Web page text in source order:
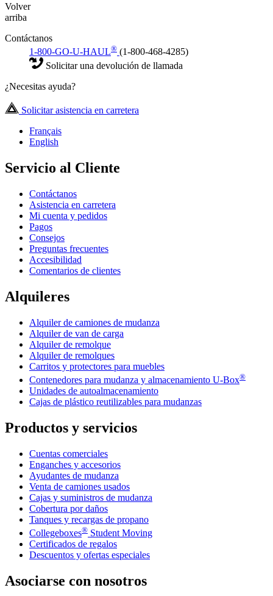
Volver
arriba
Contáctanos
1-800-GO-U-HAUL® (1-800-468-4285)
Solicitar una devolución de llamada
¿Necesitas ayuda?
Solicitar asistencia en carretera
Français
English
Servicio al Cliente
Contáctanos
Asistencia en carretera
Mi cuenta y pedidos
Pagos
Consejos
Preguntas frecuentes
Accesibilidad
Comentarios de clientes
Alquileres
Alquiler de camiones de mudanza
Alquiler de van de carga
Alquiler de remolque
Alquiler de remolques
Carritos y protectores para muebles
Contenedores para mudanza y almacenamiento U-Box®
Unidades de autoalmacenamiento
Cajas de plástico reutilizables para mudanzas
Productos y servicios
Cuentas comerciales
Enganches y accesorios
Ayudantes de mudanza
Venta de camiones usados
Cajas y suministros de mudanza
Cobertura por daños
Tanques y recargas de propano
Collegeboxes® Student Moving
Certificados de regalos
Descuentos y ofertas especiales
Asociarse con nosotros